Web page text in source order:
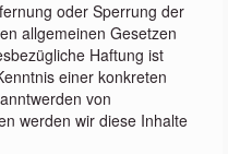
oder Sperrung der
allgemeinen Gesetzen
Haftung ist
einer konkreten
von
werden wir diese Inhalte